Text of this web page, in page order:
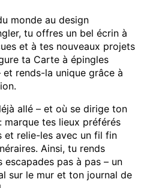
monde au design
tu offres un bel écrin à
et à tes nouveaux projets
ta Carte à épingles
et rends-la unique grâce à
allé – et où se dirige ton
marque tes lieux préférés
et relie-les avec un fil fin
Ainsi, tu rends
pas à pas – un
sur le mur et ton journal de